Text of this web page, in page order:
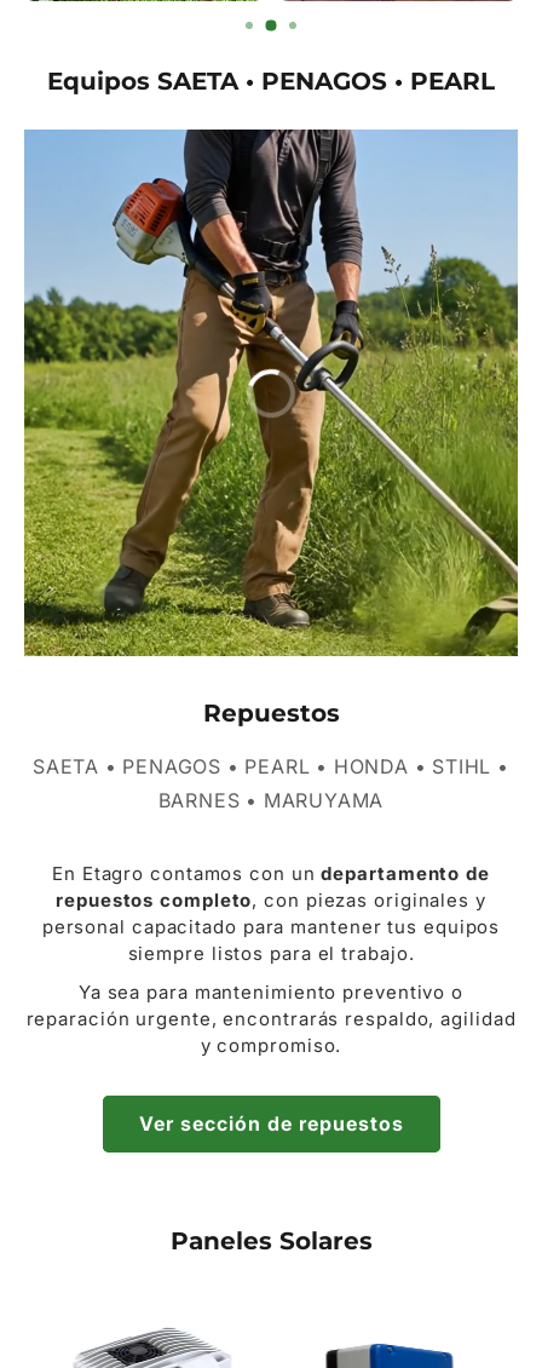
Equipos SAETA • PENAGOS • PEARL
Repuestos
SAETA • PENAGOS • PEARL • HONDA • STIHL •
BARNES • MARUYAMA
En Etagro contamos con undepartamento de
repuestos completo, con piezas originales y
personal capacitado para mantener tus equipos
siempre listos para el trabajo.
Ya sea para mantenimiento preventivo o
reparación urgente, encontrarás respaldo, agilidad
y compromiso.
Ver sección de repuestos
Paneles Solares